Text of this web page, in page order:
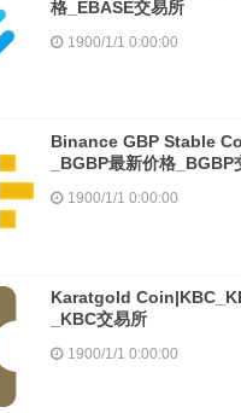
格_EBASE交易所
1900/1/1 0:00:00
Binance GBP Stable
_BGBP最新价格_BGBP
1900/1/1 0:00:00
Karatgold
_KBC交易所
1900/1/1 0:00:00